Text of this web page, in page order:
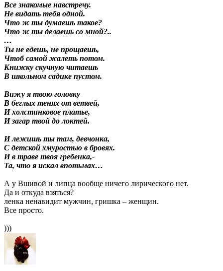
Все знакомые навстречу.
Не видать тебя одной.
Что ж ты думаешь такое?
Что ж ты делаешь со мной?..
…
Ты не едешь, не прощаешь,
Чтоб самой жалеть потом.
Книжку скучную читаешь
В школьном садике пустом.
Вижу я твою головку
В беглых тенях от ветвей,
И холстинковое платье,
И загар твой до локтей.
И лежишь ты там, девчонка,
С детской хмуростью в бровях.
И в траве твоя гребенка,-
Та, что я искал впотьмах…
А у Вшивой и липца вообще ничего лирического нет.
Да и откуда взяться?
ленка ненавидит мужчин, гришка – женщин.
Все просто.
)))